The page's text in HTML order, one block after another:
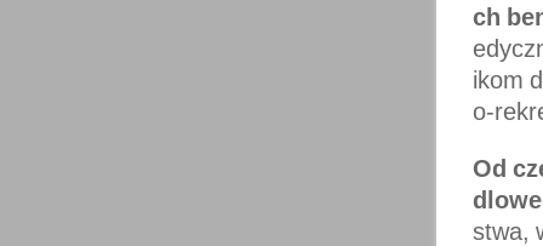
ch
ikom
o-
Od
stwa,